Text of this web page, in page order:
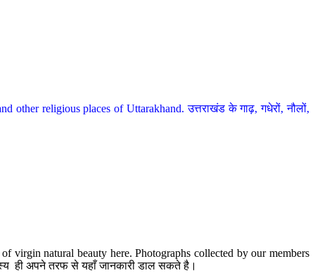
other religious places of Uttarakhand. उत्तराखंड के गाढ़, गधेरों, नौलों,
virgin natural beauty here. Photographs collected by our members
ही अपने तरफ से यहाँ जानकारी डाल सकते है।